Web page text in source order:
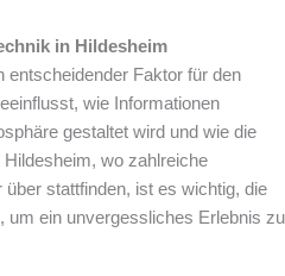
in Hildesheim
entscheidender Faktor für den
wie Informationen
gestaltet wird und wie die
wo zahlreiche
stattfinden, ist es wichtig, die
um ein unvergessliches Erlebnis zu